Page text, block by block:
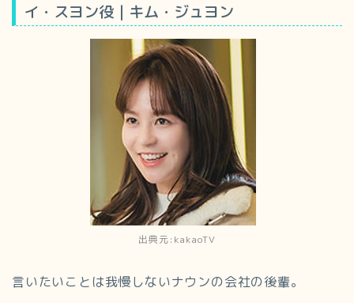
イ・スヨン役｜キム・ジュヨン
出典元:kakaoTV
言いたいことは我慢しないナウンの会社の後輩。